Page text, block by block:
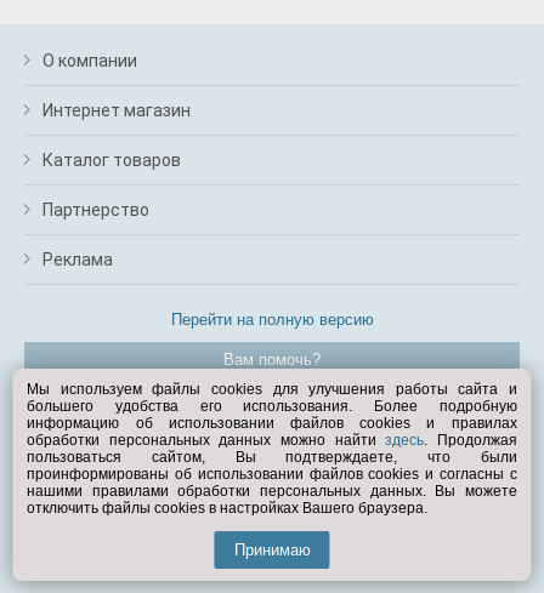
О компании
Интернет магазин
Каталог товаров
Партнерство
Реклама
Перейти на полную версию
Вам помочь?
© Exist.ru 1998—2026
Мы используем файлы cookies для улучшения работы сайта и
большего удобства его использования. Более подробную
информацию об использовании файлов cookies и правилах
обработки персональных данных можно найтиздесь. Продолжая
пользоваться сайтом, Вы подтверждаете, что были
проинформированы об использовании файлов cookies и согласны с
нашими правилами обработки персональных данных. Вы можете
отключить файлы cookies в настройках Вашего браузера.
Принимаю